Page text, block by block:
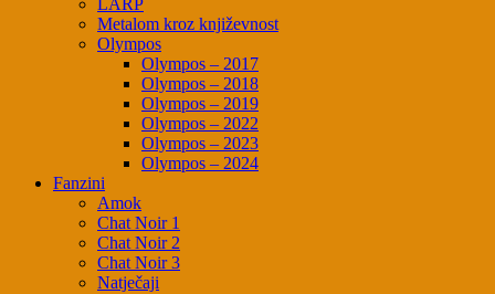
LARP
Metalom kroz književnost
Olympos
Olympos – 2017
Olympos – 2018
Olympos – 2019
Olympos – 2022
Olympos – 2023
Olympos – 2024
Fanzini
Amok
Chat Noir 1
Chat Noir 2
Chat Noir 3
Natječaji